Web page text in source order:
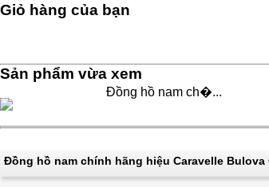
Giỏ hàng của bạn
Sản phẩm vừa xem
Đồng hồ nam ch�...
Đồng hồ nam chính hãng hiệu Caravelle Bulova